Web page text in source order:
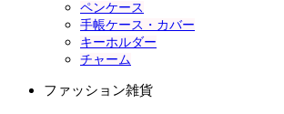
ペンケース
手帳ケース・カバー
キーホルダー
チャーム
ファッション雑貨